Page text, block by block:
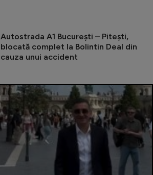
Autostrada A1 București – Pitești,
blocată complet la Bolintin Deal din
cauza unui accident